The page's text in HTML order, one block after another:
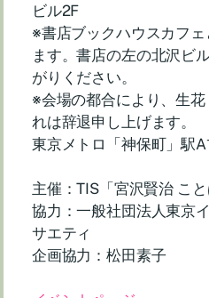
ビル2F
※書店ブックハウスカフ
ます。書店の左の北沢ビ
がりください。
※会場の都合により、生
れは辞退申し上げます。
東京メトロ「神保町」駅
主催：TIS「宮沢賢治 こ
協力：一般社団法人東京
サエティ
企画協力：松田素子